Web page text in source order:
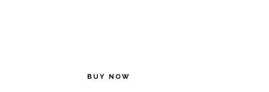
BUY NOW